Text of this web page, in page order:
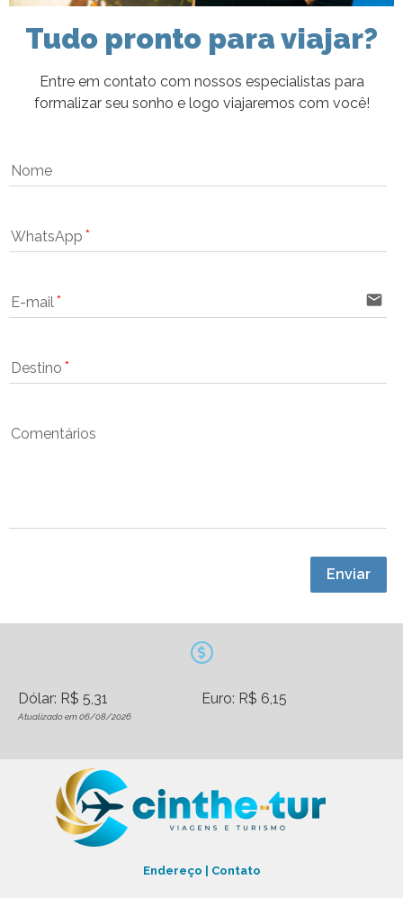
Tudo pronto para viajar?
Entre em contato com nossos especialistas para
formalizar seu sonho e logo viajaremos com você!
Nome
WhatsApp
E-mail email
Destino
Comentários
Enviar
Dólar: R$ 5,31 Euro: R$ 6,15
Atualizado em 06/08/2026
Endereço | Contato